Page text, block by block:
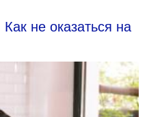
Как не оказаться на